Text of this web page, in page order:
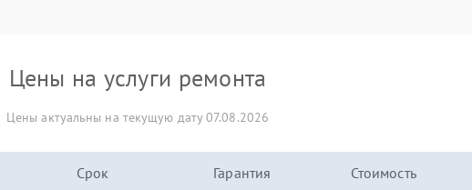
Цены на услуги ремонта
Цены актуальны на текущую дату 07.08.2026
Срок Гарантия Стоимость